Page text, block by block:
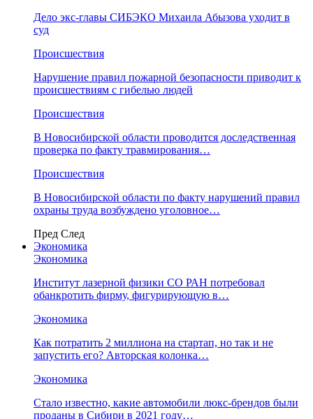
Дело экс-главы СИБЭКО Михаила Абызова уходит в
суд
Происшествия
Нарушение правил пожарной безопасности приводит к
происшествиям с гибелью людей
Происшествия
В Новосибирской области проводится доследственная
проверка по факту травмирования…
Происшествия
В Новосибирской области по факту нарушений правил
охраны труда возбуждено уголовное…
Пред След
Экономика
Экономика
Институт лазерной физики СО РАН потребовал
обанкротить фирму, фигурирующую в…
Экономика
Как потратить 2 миллиона на стартап, но так и не
запустить его? Авторская колонка…
Экономика
Стало известно, какие автомобили люкс-брендов были
проданы в Сибири в 2021 году…